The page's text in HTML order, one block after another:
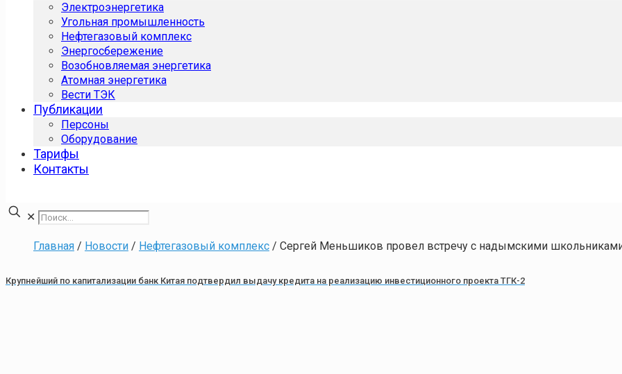
Электроэнергетика
Угольная промышленность
Нефтегазовый комплекс
Энергосбережение
Возобновляемая энергетика
Атомная энергетика
Вести ТЭК
Публикации
Персоны
Оборудование
Тарифы
Контакты
✕
Главная / Новости / Нефтегазовый комплекс / Сергей Меньшиков провел встречу с надымскими
Крупнейший по капитализации банк Китая подтвердил выдачу кредита на реализацию инвестиционного проекта ТГК-2